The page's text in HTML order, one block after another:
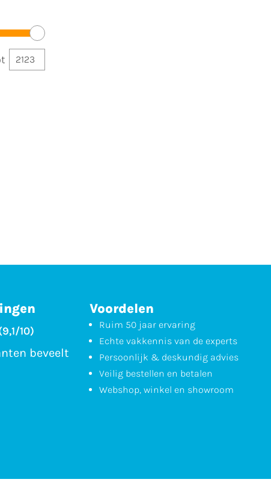
10)
beveelt
Voordelen
Ruim 50 jaar ervaring
Echte vakkennis van de experts
Persoonlijk & deskundig advies
Veilig bestellen en betalen
Webshop, winkel en showroom